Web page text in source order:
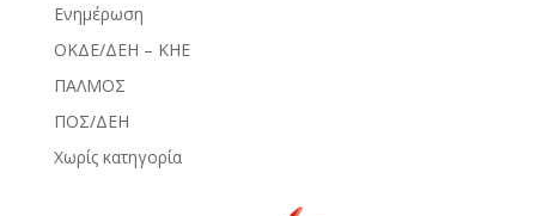
Ενημέρωση
ΟΚΔΕ/ΔΕΗ – ΚΗΕ
ΠΑΛΜΟΣ
ΠΟΣ/ΔΕΗ
Χωρίς κατηγορία